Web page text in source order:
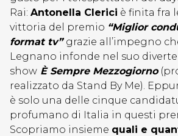
Rai: Antonella Clerici è finita fra
vittoria del premio “Miglior
format tv” grazie all’impegno
Legnano infonde nel suo
show È Sempre Mezzogiorno
realizzato da Stand By Me).
è solo una delle cinque
profumano di Italia in questi
Scopriamo insieme quali e